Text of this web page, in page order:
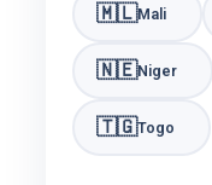
🇲🇱Mali
🇳🇪Niger
🇹🇬Togo